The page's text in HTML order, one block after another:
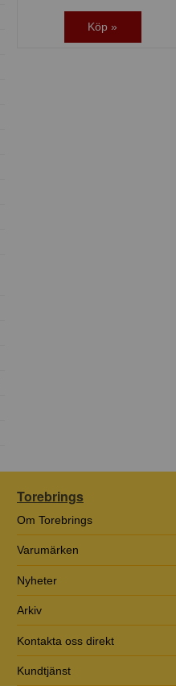
Köp »
Torebrings
Om Torebrings
Varumärken
Nyheter
Arkiv
Kontakta oss direkt
Kundtjänst